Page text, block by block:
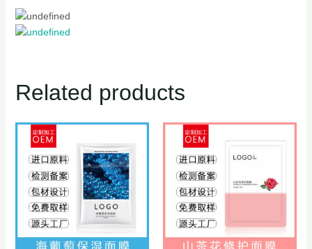
Related products